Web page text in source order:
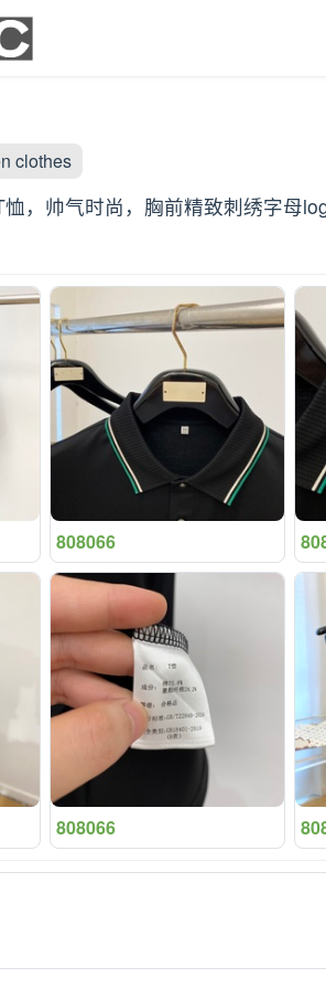
clothes
，帅气时尚，胸前精致刺绣字母
808066
808066